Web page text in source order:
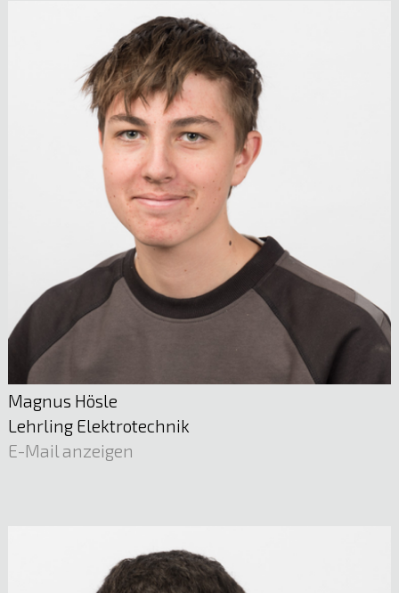
Mst. Daniel Pojer
Planung und Dokumentation | Schutztechnik
E-Mail anzeigen
Magnus Hösle
Lehrling Elektrotechnik
E-Mail anzeigen